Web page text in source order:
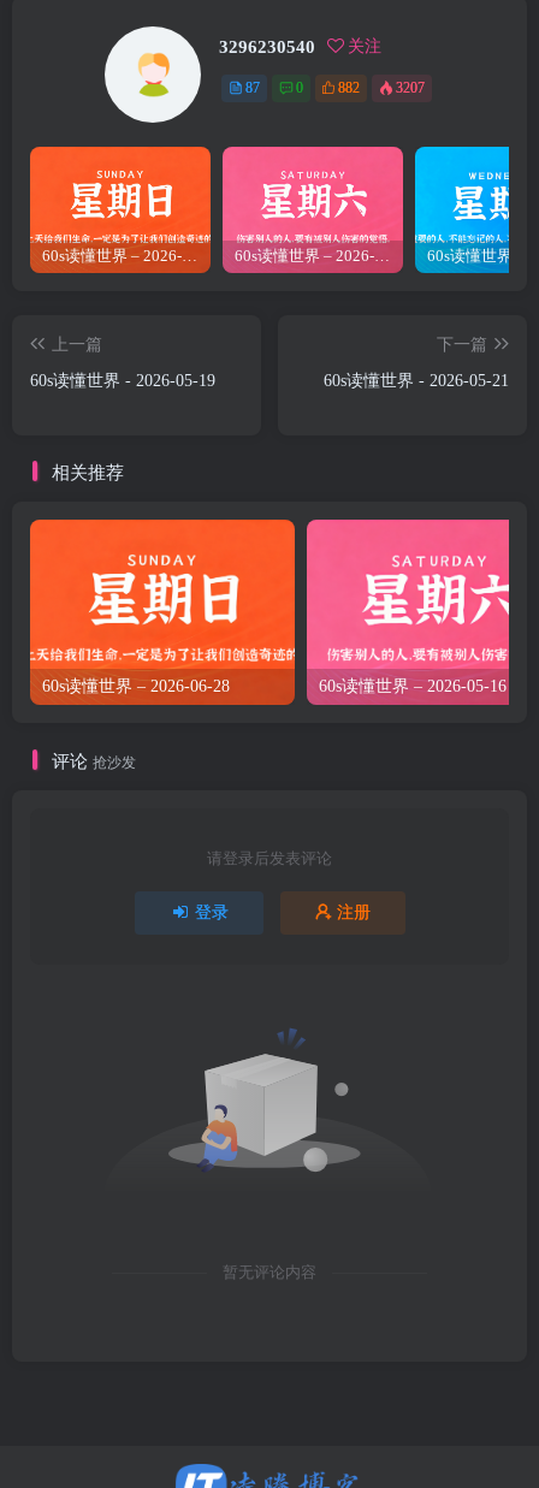
3296230540 关注
87 0 882 3207
60s读懂世界 – 2026-06-28 60s读懂世界 – 2026-05-16
上一篇
60s读懂世界 - 2026-05-19
下一篇
60s读懂世界 - 2026-05-21
相关推荐
60s读懂世界 – 2026-06-28 60s读懂世界 – 2026-05-16
评论 抢沙发
请登录后发表评论
登录 注册
暂无评论内容